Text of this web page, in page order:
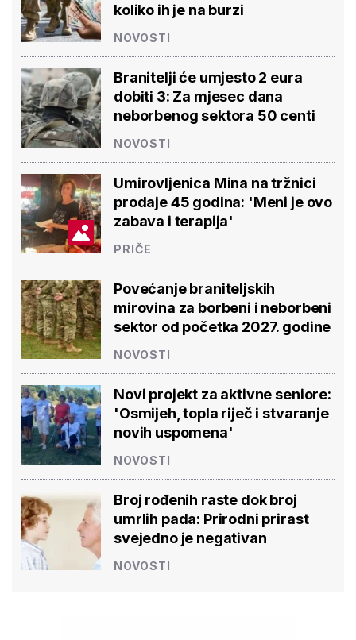
koliko ih je na burzi
NOVOSTI
Branitelji će umjesto 2 eura
dobiti 3: Za mjesec dana
neborbenog sektora 50 centi
NOVOSTI
Umirovljenica Mina na tržnici
prodaje 45 godina: 'Meni je ovo
zabava i terapija'
PRIČE
Povećanje braniteljskih
mirovina za borbeni i neborbeni
sektor od početka 2027. godine
NOVOSTI
Novi projekt za aktivne seniore:
'Osmijeh, topla riječ i stvaranje
novih uspomena'
NOVOSTI
Broj rođenih raste dok broj
umrlih pada: Prirodni prirast
svejedno je negativan
NOVOSTI